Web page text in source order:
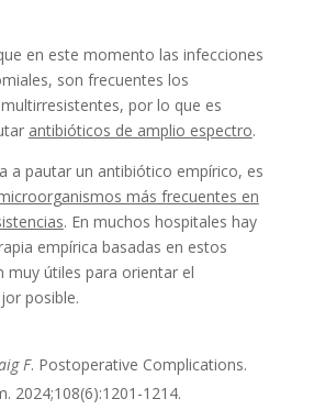
en este momento las infecciones
son frecuentes los
por lo que es
antibióticos de amplio espectro.
a pautar un antibiótico empírico, es
más frecuentes en
. En muchos hospitales hay
empírica basadas en estos
muy útiles para orientar el
posible.
F. Postoperative Complications.
2024;108(6):1201-1214.